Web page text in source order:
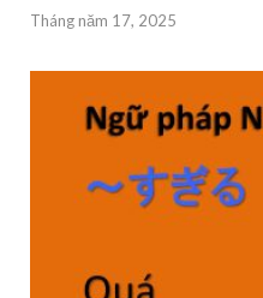
Tháng năm 17, 2025